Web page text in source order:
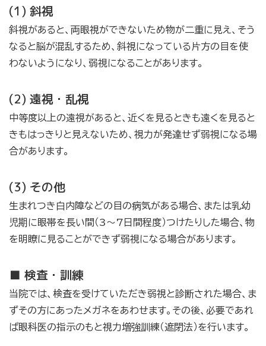
(1) 斜視
斜視があると、両眼視ができないため物が二重に見え、そう
なると脳が混乱するため、斜視になっている片方の目を使
わないようになり、弱視になることがあります。
(2) 遠視・乱視
中等度以上の遠視があると、近くを見るときも遠くを見ると
きもはっきりと見えないため、視力が発達せず弱視になる場
合があります。
(3) その他
生まれつき白内障などの目の病気がある場合、または乳幼
児期に眼帯を長い間（3～7日間程度）つけたりした場合、物
を明瞭に見ることができず弱視になる場合があります。
■ 検査・訓練
当院では、検査を受けていただき弱視と診断された場合、ま
ずその方にあったメガネをあわせます。その後、必要であれ
ば眼科医の指示のもと視力増強訓練（遮閉法）を行います。